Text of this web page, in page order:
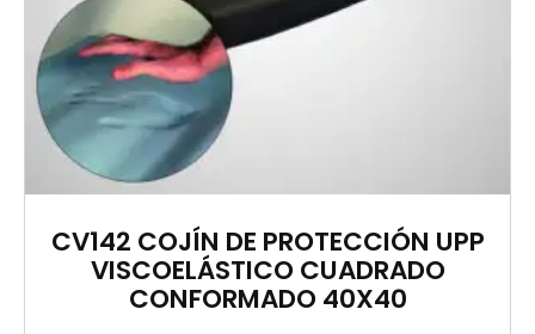
CV142 COJÍN DE PROTECCIÓN UPP
VISCOELÁSTICO CUADRADO
CONFORMADO 40X40